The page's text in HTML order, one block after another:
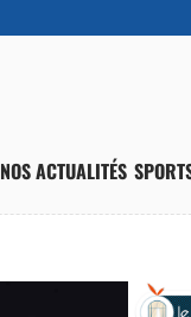
NOS ACTUALITÉS